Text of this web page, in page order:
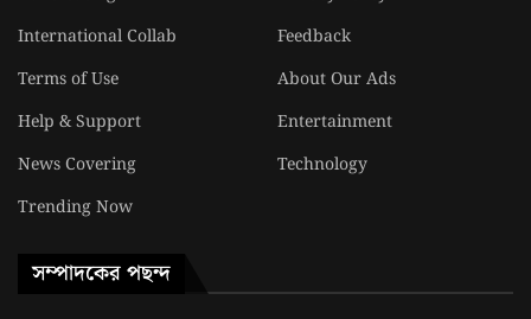
International Collab
Feedback
Terms of Use
About Our Ads
Help & Support
Entertainment
News Covering
Technology
Trending Now
সম্পাদকের পছন্দ